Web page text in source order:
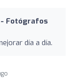
Fotógrafos
día a día.